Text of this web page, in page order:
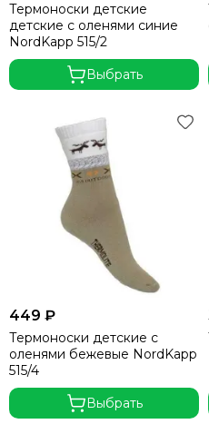
Термоноски детские
детские с оленями синие
NordKapp 515/2
Выбрать
449 ₽
Термоноски детские с
оленями бежевые NordKapp
515/4
Выбрать